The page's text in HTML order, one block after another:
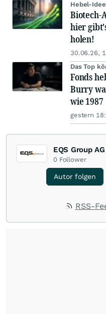
Hebel-
Biotech-
hier
holen!
30.06.26,
Das Top
Fonds
Burry
wie 1987
gestern
EQS Group AG
0 Follower
Autor folgen
RSS-